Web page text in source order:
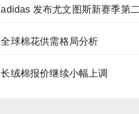
adidas 发布尤文图斯新赛季第
全球棉花供需格局分析
长绒棉报价继续小幅上调